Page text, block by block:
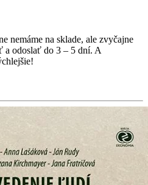
nemáme na sklade, ale zvyčajne
a odoslať do 3 – 5 dní. A